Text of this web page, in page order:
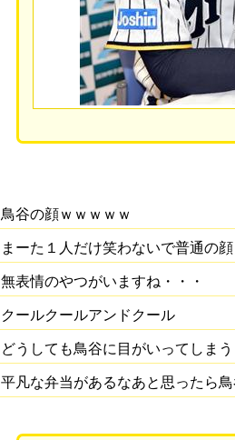
鳥谷の顔ｗｗｗｗｗ
まーた１人だけ笑わないで普通の
無表情のやつがいますね・・・
クールクールアンドクール
どうしても鳥谷に目がいってしまう
平凡な弁当があるなあと思ったら